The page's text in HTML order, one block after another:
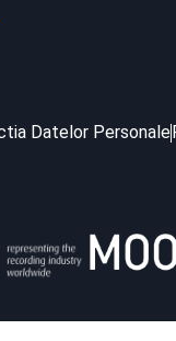
Datelor Personale